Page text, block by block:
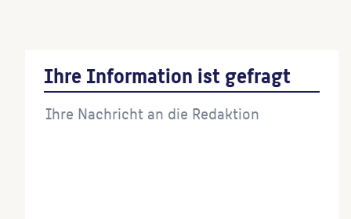
Ihre Information ist gefragt